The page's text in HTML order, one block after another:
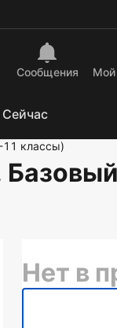
Сообщения
11 классы)
Нет в